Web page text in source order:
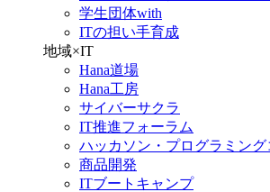
学生団体with
ITの担い手育成
地域×IT
Hana道場
Hana工房
サイバーサクラ
IT推進フォーラム
ハッカソン・プログラミング
商品開発
ITブートキャンプ